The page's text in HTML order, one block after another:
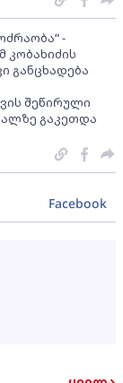
-
კობახიძის
განცხადება
შეწირული
გაკეთდა
Facebook